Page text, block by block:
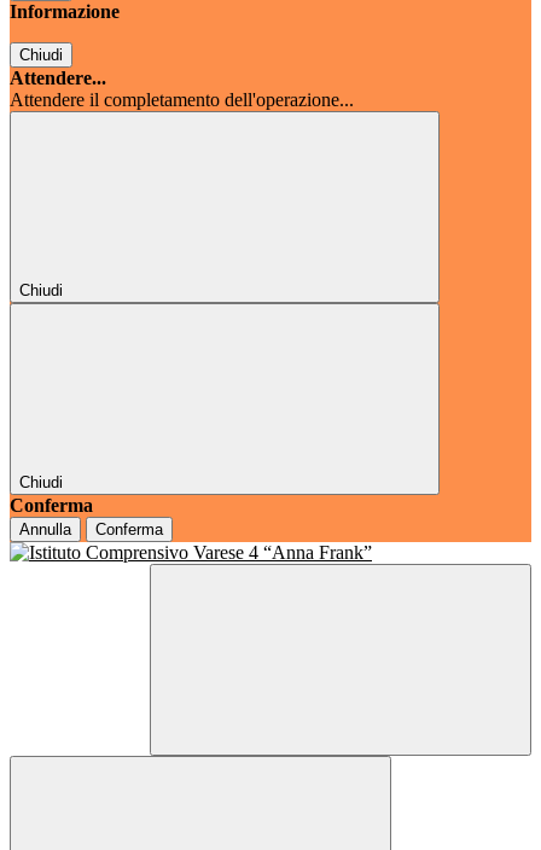
Informazione
Chiudi
Attendere...
Attendere il completamento dell'operazione...
Chiudi
Chiudi
Conferma
Annulla Conferma